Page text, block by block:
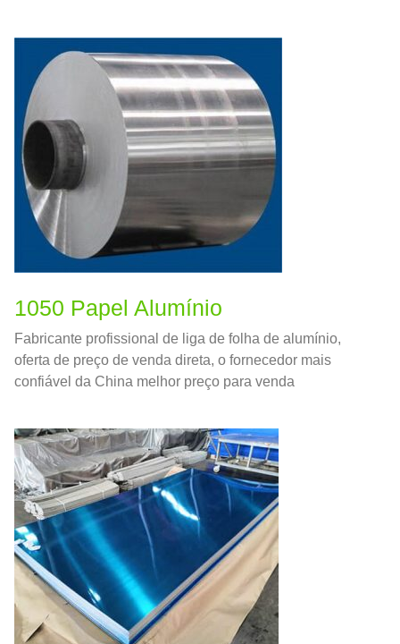
1050 Papel Alumínio
Fabricante profissional de liga de folha de alumínio,
oferta de preço de venda direta, o fornecedor mais
confiável da China melhor preço para venda